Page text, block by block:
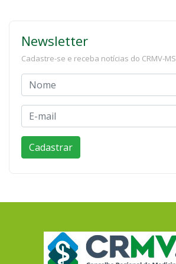
Newsletter
Cadastre-se e receba notícias do CRMV-MS